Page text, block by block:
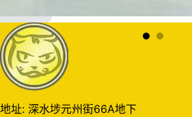
地址: 深水埗元州街66A地下